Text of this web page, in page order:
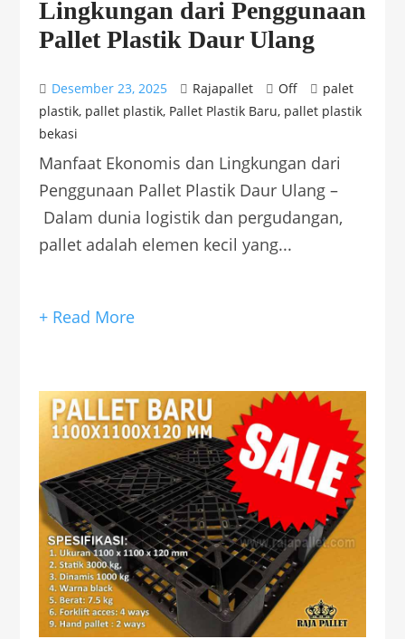
Lingkungan dari Penggunaan
Pallet Plastik Daur Ulang
Desember 23, 2025 Rajapallet Off
palet
plastik, pallet plastik, Pallet Plastik Baru, pallet plastik
bekasi
Manfaat Ekonomis dan Lingkungan dari
Penggunaan Pallet Plastik Daur Ulang –
Dalam dunia logistik dan pergudangan,
pallet adalah elemen kecil yang...
+ Read More